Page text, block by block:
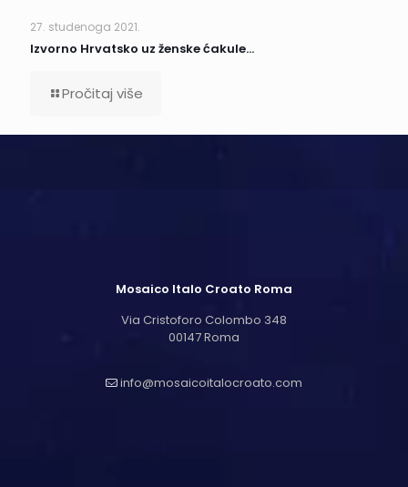
27. studenoga 2021.
Izvorno Hrvatsko uz ženske ćakule…
Pročitaj više
Mosaico Italo Croato Roma
Via Cristoforo Colombo 348
00147 Roma
info@mosaicoitalocroato.com